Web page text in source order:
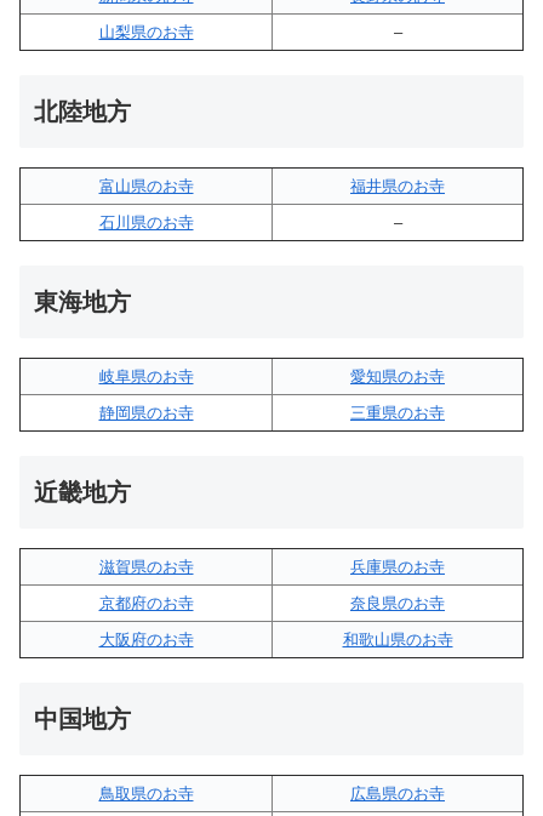
山梨県のお寺
–
北陸地方
富山県のお寺
福井県のお寺
石川県のお寺
–
東海地方
岐阜県のお寺
愛知県のお寺
静岡県のお寺
三重県のお寺
近畿地方
滋賀県のお寺
兵庫県のお寺
京都府のお寺
奈良県のお寺
大阪府のお寺
和歌山県のお寺
中国地方
鳥取県のお寺 広島県のお寺